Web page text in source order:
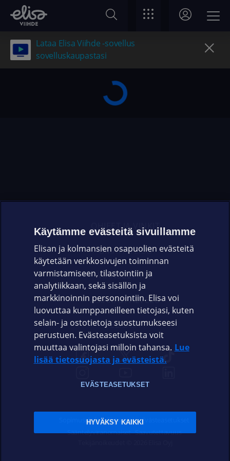
Lataa Elisa Viihde -sovellus
sovelluskaupastasi
OHJEET JA VINKIT
OMAYHTEISÖ
VIANSELVITYS
ASIAKASPALVELU
ELISA.FI
Sopimusehdot Tietosuoja Evästeasetukset
Sääntelyviranomaiset Saavutettavuus
Käytämme evästeitä sivuillamme
Elisan ja kolmansien osapuolien evästeitä
käytetään verkkosivujen toiminnan
varmistamiseen, tilastointiin ja
analytiikkaan, sekä sisällön ja
markkinoinnin personointiin. Elisa voi
luovuttaa kumppaneilleen tietojasi, kuten
selain- ja ostotietoja suostumukseesi
perustuen. Evästeasetuksista voit
muuttaa valintojasi milloin tahansa. Lue
lisää tietosuojasta ja evästeistä.
EVÄSTEASETUKSET
HYVÄKSY KAIKKI